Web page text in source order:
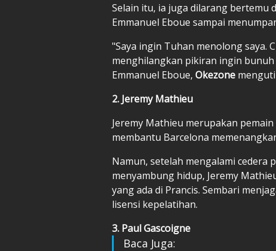
Selain itu, ia juga dilarang bertemu
Emmanuel Eboue sampai
"Saya ingin Tuhan menolong saya.
menghilangkan pikiran ingin
Emmanuel Eboue, Okezone
2. Jeremy Mathieu
Jeremy Mathieu merupakan
membantu Barcelona
Namun, setelah mengalami cedera
menyambung hidup, Jeremy
yang ada di Prancis. Sembari
lisensi kepelatihan.
3. Paul Gascoigne
Baca Juga: